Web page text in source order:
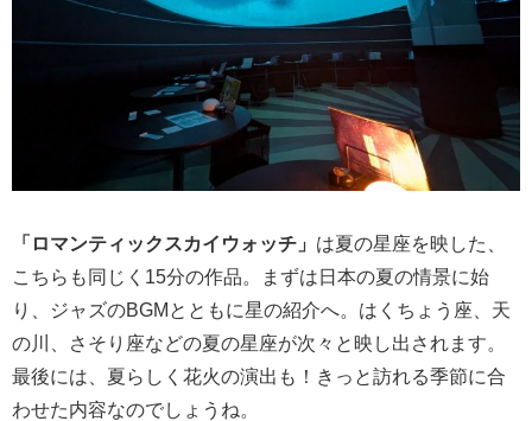
「ロマンティックスカイウォッチ」 は夏の星座を映した、
こちらも同じく15分の作品。まずは日本の夏の情景に始
り、ジャズのBGMとともに星の紹介へ。はくちょう座、天
の川、さそり座などの夏の星座が次々と映し出されます。
最後には、夏らしく花火の演出も！きっと訪れる季節に合
わせた内容なのでしょうね。